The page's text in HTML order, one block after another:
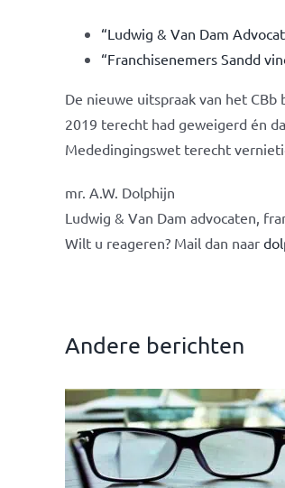
“Ludwig & Van Dam
“Franchisenemers Sandd
De nieuwe uitspraak van het
2019 terecht had geweigerd én
Mededingingswet terecht
mr. A.W. Dolphijn
Ludwig & Van Dam advocaten,
Wilt u reageren? Mail dan naar
Andere berichten